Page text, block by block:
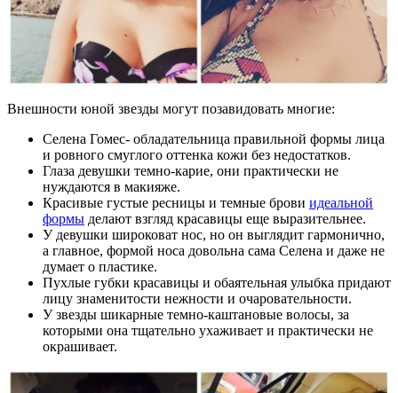
Внешности юной звезды могут позавидовать многие:
Селена Гомес- обладательница правильной формы лица
и ровного смуглого оттенка кожи без недостатков.
Глаза девушки темно-карие, они практически не
нуждаются в макияже.
Красивые густые ресницы и темные брови идеальной
формы делают взгляд красавицы еще выразительнее.
У девушки широковат нос, но он выглядит гармонично,
а главное, формой носа довольна сама Селена и даже не
думает о пластике.
Пухлые губки красавицы и обаятельная улыбка придают
лицу знаменитости нежности и очаровательности.
У звезды шикарные темно-каштановые волосы, за
которыми она тщательно ухаживает и практически не
окрашивает.